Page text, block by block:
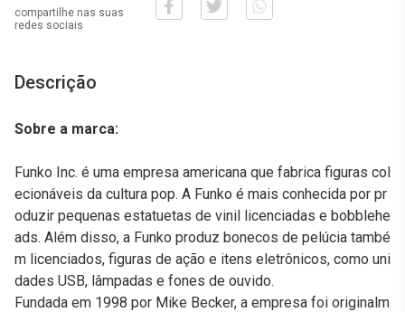
compartilhe nas suas
redes sociais
Descrição
Sobre a marca:
Funko Inc. é uma empresa americana que fabrica figuras col
ecionáveis da cultura pop. A Funko é mais conhecida por pr
oduzir pequenas estatuetas de vinil licenciadas e bobblehe
ads. Além disso, a Funko produz bonecos de pelúcia també
m licenciados, figuras de ação e itens eletrônicos, como uni
dades USB, lâmpadas e fones de ouvido.
Fundada em 1998 por Mike Becker, a empresa foi originalm